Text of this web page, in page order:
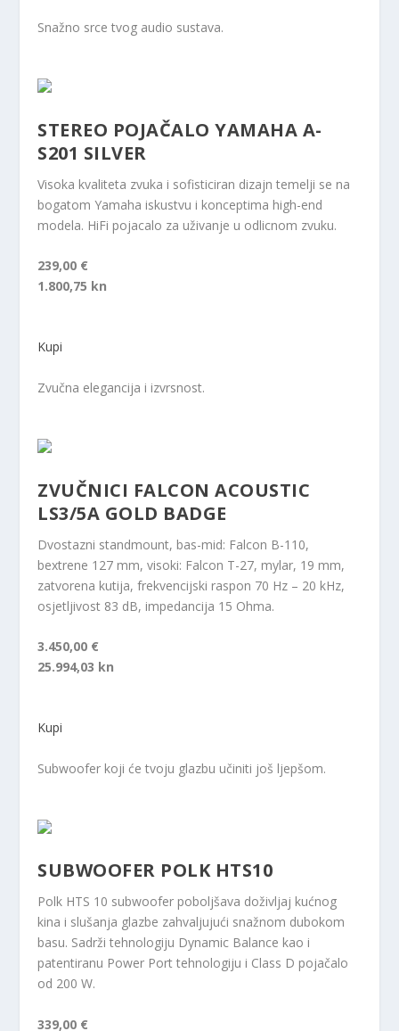
Snažno srce tvog audio sustava.
STEREO POJAČALO YAMAHA A-
S201 SILVER
Visoka kvaliteta zvuka i sofisticiran dizajn temelji se na
bogatom Yamaha iskustvu i konceptima high-end
modela. HiFi pojacalo za uživanje u odlicnom zvuku.
239,00 €
1.800,75 kn
Kupi
Zvučna elegancija i izvrsnost.
ZVUČNICI FALCON ACOUSTIC
LS3/5A GOLD BADGE
Dvostazni standmount, bas-mid: Falcon B-110,
bextrene 127 mm, visoki: Falcon T-27, mylar, 19 mm,
zatvorena kutija, frekvencijski raspon 70 Hz – 20 kHz,
osjetljivost 83 dB, impedancija 15 Ohma.
3.450,00 €
25.994,03 kn
Kupi
Subwoofer koji će tvoju glazbu učiniti još ljepšom.
SUBWOOFER POLK HTS10
Polk HTS 10 subwoofer poboljšava doživljaj kućnog
kina i slušanja glazbe zahvaljujući snažnom dubokom
basu. Sadrži tehnologiju Dynamic Balance kao i
patentiranu Power Port tehnologiju i Class D pojačalo
od 200 W.
339,00 €